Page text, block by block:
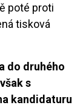
poté proti
tisková
do druhého
s
kandidaturu